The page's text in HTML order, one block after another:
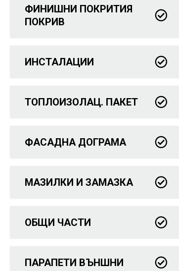
ФИНИШНИ ПОКРИТИЯ
ПОКРИВ
ИНСТАЛАЦИИ
ТОПЛОИЗОЛАЦ. ПАКЕТ
ФАСАДНА ДОГРАМА
МАЗИЛКИ И ЗАМАЗКА
ОБЩИ ЧАСТИ
ПАРАПЕТИ ВЪНШНИ